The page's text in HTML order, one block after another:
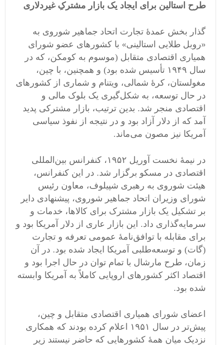
طرح استالین برای ایجاد یک بازار مشترکِ غیردلاری
گذار بخش عمدۀ تجارت اتحاد جماهیر شوروی به
«روبل طلایی استالینی» با کشورهای عضو شورای
همیاری اقتصادی متقابل (موسوم به کومکن، که در
سال ۱۹۴۹ تأسیس شده بود) و همچنین، با چین،
مغولستان، کرۀ شمالی، ویتنام و شماری از کشورهای
در حال توسعه، به شکل‌گیری یک بلوک مالی و
اقتصادی منجر ‌شد. بدین ترتیب، بازار مشترکی پدید
‌آمد که از دلار آزاد بود و در نتیجه از نفوذ سیاسی
آمریکا نیز مصون می‌ماند.
در نیمۀ نخست آوریل ۱۹۵۲، کنفرانس بین‌المللی
اقتصادی در مسکو برگزار شد. در این کنفرانس،
هیئت شوروی به رهبری شپیلوف، معاون رئیس
شورای وزیران اتحاد جماهیر شوروی، پیشنهادی دایر
بر تشکیل یک بازار مشترک برای کالاها، خدمات و
سرمایه‌گذاری داد. این بازار عاری از دلار آمریکا بود و
برای مقابله با توافق‌نامۀ عمومی تعرفه و تجارت
(گات) و توسعه‌طلبی آمریکا ایجاد شده بود. در آن
زمان، طرح مارشال با تمام توان در حال اجرا بود و
اقتصاد اکثر کشورهای اروپایی کاملاً به آمریکا وابسته
شده بود.
اعضای شورای همیاری اقتصادی متقابل و چین،
پیش‌تر در سال ۱۹۵۱ اعلام کرده بودند که همکاری
نزدیک میان همۀ کشورهایی که حاضر نیستند زیر